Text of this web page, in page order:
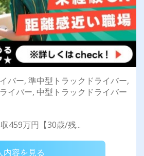
バー, 準中型トラックドライバー,
イバー, 中型トラックドライバー
459万円【30歳/残...
内容を見る